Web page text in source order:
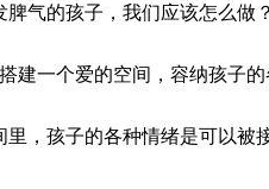
脾气的孩子，我们应该怎么做？
建一个爱的空间，容纳孩子的
里，孩子的各种情绪是可以被